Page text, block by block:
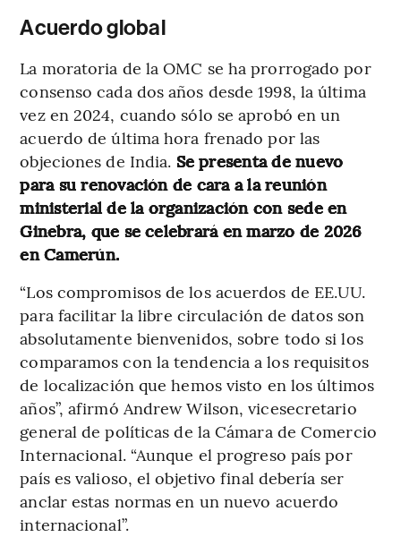
Acuerdo global
La moratoria de la OMC se ha prorrogado por
consenso cada dos años desde 1998, la última
vez en 2024, cuando sólo se aprobó en un
acuerdo de última hora frenado por las
objeciones de India. Se presenta de nuevo
para su renovación de cara a la reunión
ministerial de la organización con sede en
Ginebra, que se celebrará en marzo de 2026
en Camerún.
“Los compromisos de los acuerdos de EE.UU.
para facilitar la libre circulación de datos son
absolutamente bienvenidos, sobre todo si los
comparamos con la tendencia a los requisitos
de localización que hemos visto en los últimos
años”, afirmó Andrew Wilson, vicesecretario
general de políticas de la Cámara de Comercio
Internacional. “Aunque el progreso país por
país es valioso, el objetivo final debería ser
anclar estas normas en un nuevo acuerdo
internacional”.